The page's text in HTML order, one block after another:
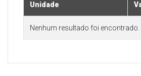
Unidade
Nenhum resultado foi encontrado.